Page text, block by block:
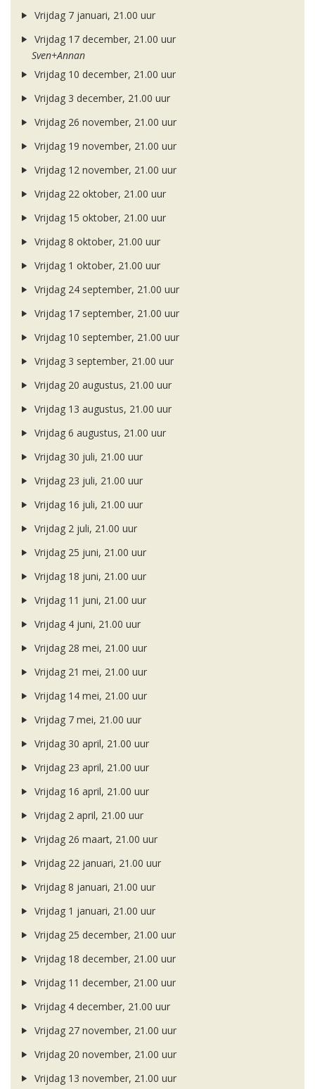
Vrijdag 7 januari, 21.00 uur
Vrijdag 17 december, 21.00 uur
Sven+Annan
Vrijdag 10 december, 21.00 uur
Vrijdag 3 december, 21.00 uur
Vrijdag 26 november, 21.00 uur
Vrijdag 19 november, 21.00 uur
Vrijdag 12 november, 21.00 uur
Vrijdag 22 oktober, 21.00 uur
Vrijdag 15 oktober, 21.00 uur
Vrijdag 8 oktober, 21.00 uur
Vrijdag 1 oktober, 21.00 uur
Vrijdag 24 september, 21.00 uur
Vrijdag 17 september, 21.00 uur
Vrijdag 10 september, 21.00 uur
Vrijdag 3 september, 21.00 uur
Vrijdag 20 augustus, 21.00 uur
Vrijdag 13 augustus, 21.00 uur
Vrijdag 6 augustus, 21.00 uur
Vrijdag 30 juli, 21.00 uur
Vrijdag 23 juli, 21.00 uur
Vrijdag 16 juli, 21.00 uur
Vrijdag 2 juli, 21.00 uur
Vrijdag 25 juni, 21.00 uur
Vrijdag 18 juni, 21.00 uur
Vrijdag 11 juni, 21.00 uur
Vrijdag 4 juni, 21.00 uur
Vrijdag 28 mei, 21.00 uur
Vrijdag 21 mei, 21.00 uur
Vrijdag 14 mei, 21.00 uur
Vrijdag 7 mei, 21.00 uur
Vrijdag 30 april, 21.00 uur
Vrijdag 23 april, 21.00 uur
Vrijdag 16 april, 21.00 uur
Vrijdag 2 april, 21.00 uur
Vrijdag 26 maart, 21.00 uur
Vrijdag 22 januari, 21.00 uur
Vrijdag 8 januari, 21.00 uur
Vrijdag 1 januari, 21.00 uur
Vrijdag 25 december, 21.00 uur
Vrijdag 18 december, 21.00 uur
Vrijdag 11 december, 21.00 uur
Vrijdag 4 december, 21.00 uur
Vrijdag 27 november, 21.00 uur
Vrijdag 20 november, 21.00 uur
Vrijdag 13 november, 21.00 uur